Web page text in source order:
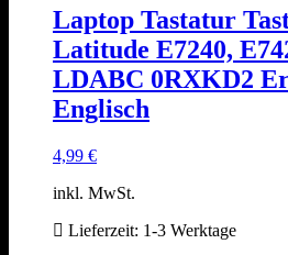
Varianten
auf.
Die
Optionen
können
Laptop Tastatur
Latitude E7240,
LDABC 0RXKD2
Englisch
4,99 €
inkl. MwSt.
Lieferzeit: 1-3 Werktage